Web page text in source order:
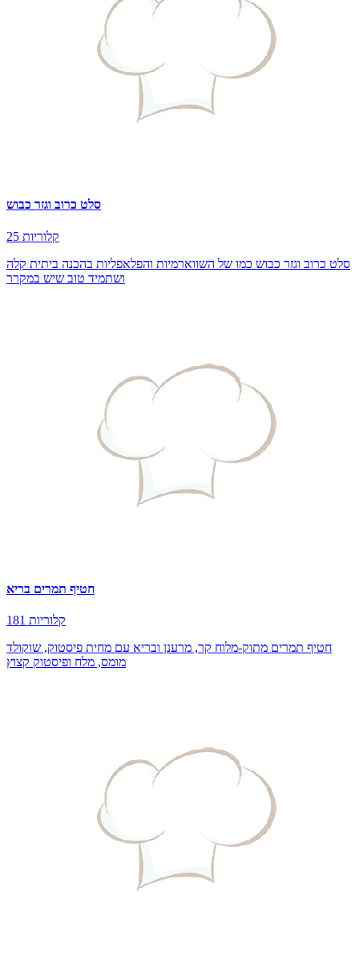
סלט כרוב וגזר כבוש
25 קלוריות
סלט כרוב וגזר כבוש כמו של השווארמיות והפלאפליות בהכנה ביתית קלה
ושתמיד טוב שיש במקרר
חטיף תמרים בריא
181 קלוריות
חטיף תמרים מתוק-מלוח קר, מרענן ובריא עם מחית פיסטוק, שוקולד
מומס, מלח ופיסטוק קצוץ